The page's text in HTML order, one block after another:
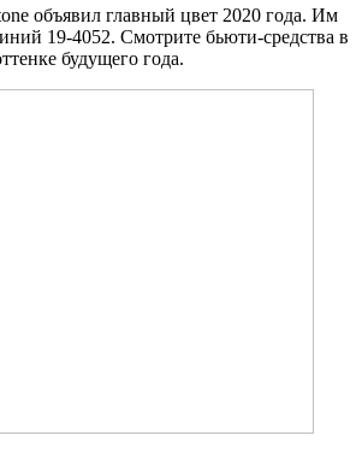
объявил главный цвет 2020 года. Им
19-4052. Смотрите бьюти-средства в
будущего года.